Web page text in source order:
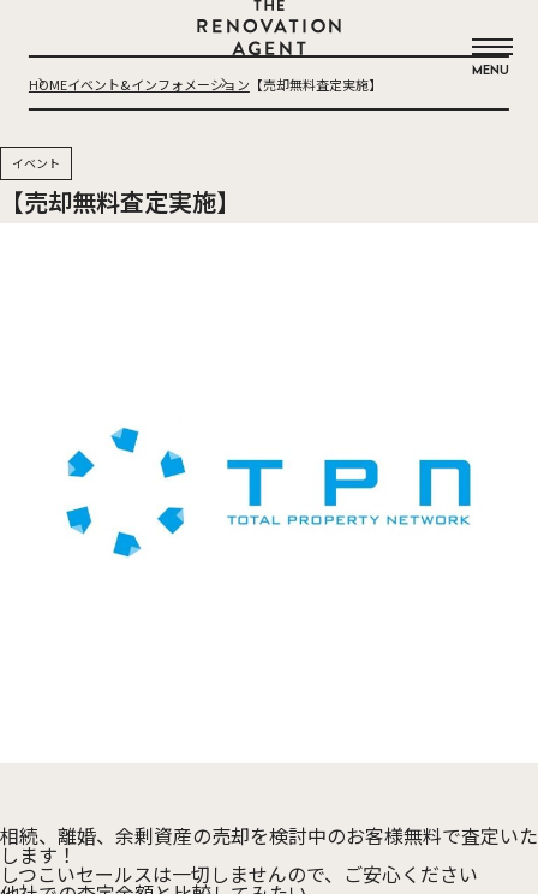
THE RENOVATION AGENT
MENU
HOMEイベント&インフォメーション 【売却無料査定実施】
【売却無料査定実施】
イベント
相続、離婚、余剰資産の売却を検討中のお客様無料で査定いた
します！
しつこいセールスは一切しませんので、ご安心ください